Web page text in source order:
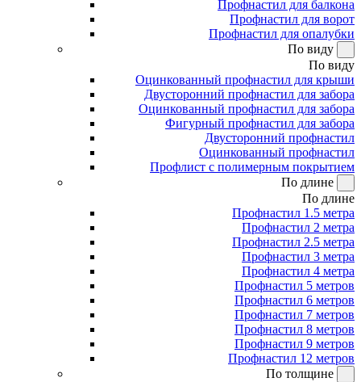
Профнастил для балкона
Профнастил для ворот
Профнастил для опалубки
По виду
По виду
Оцинкованный профнастил для крыши
Двусторонний профнастил для забора
Оцинкованный профнастил для забора
Фигурный профнастил для забора
Двусторонний профнастил
Оцинкованный профнастил
Профлист с полимерным покрытием
По длине
По длине
Профнастил 1.5 метра
Профнастил 2 метра
Профнастил 2.5 метра
Профнастил 3 метра
Профнастил 4 метра
Профнастил 5 метров
Профнастил 6 метров
Профнастил 7 метров
Профнастил 8 метров
Профнастил 9 метров
Профнастил 12 метров
По толщине